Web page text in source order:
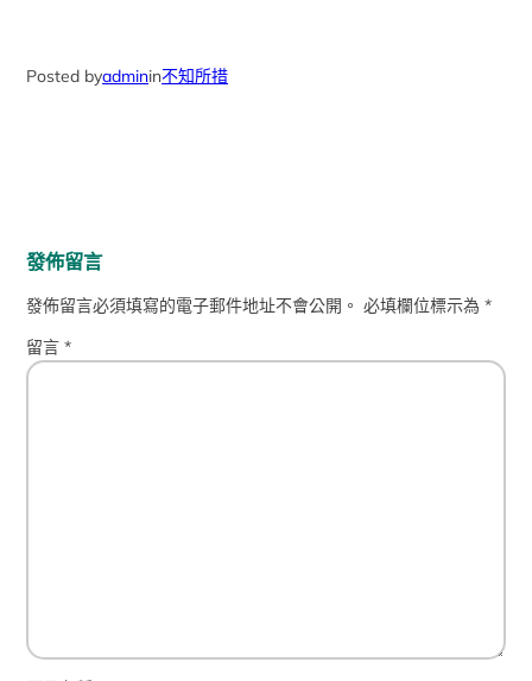
Posted byadminin不知所措
發佈留言
發佈留言必須填寫的電子郵件地址不會公開。 必填欄位標示為*
留言*